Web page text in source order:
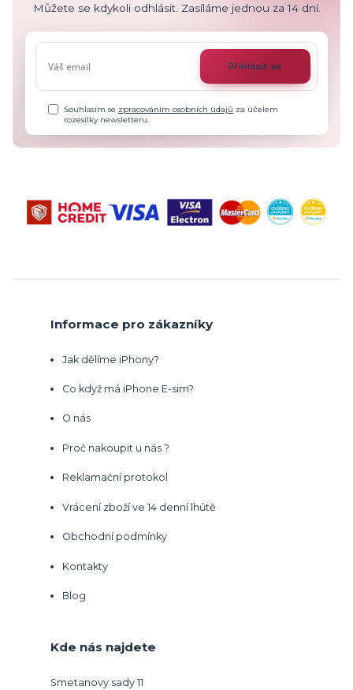
Můžete se kdykoli odhlásit. Zasíláme jednou za 14 dní.
Přihlásit se
Souhlasím se zpracováním osobních údajů za účelem
rozesílky newsletteru.
Informace pro zákazníky
Jak dělíme iPhony?
Co když má iPhone E-sim?
O nás
Proč nakoupit u nás ?
Reklamační protokol
Vrácení zboží ve 14 denní lhůtě
Obchodní podmínky
Kontakty
Blog
Kde nás najdete
Smetanovy sady 11